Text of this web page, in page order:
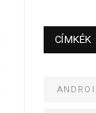
CÍMKÉK